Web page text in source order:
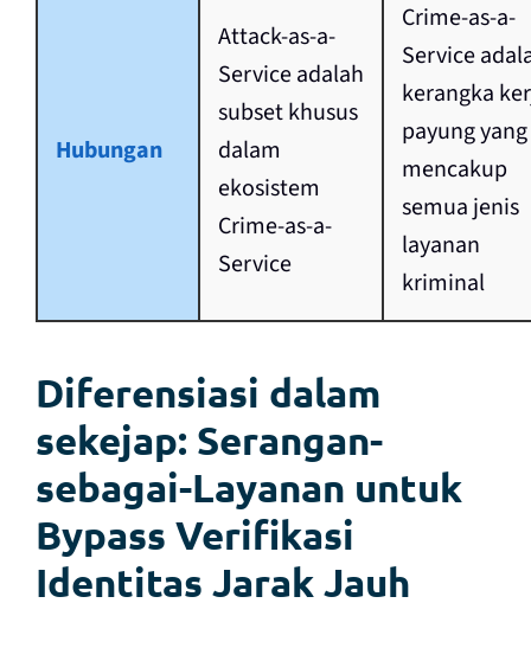
Hubungan
Attack-as-a-
Service adalah
subset khusus
dalam
ekosistem
Crime-as-a-
Service
Crime-as-a-
Service
kerangka
payung yang
mencakup
semua jenis
layanan
kriminal
Diferensiasi dalam
sekejap: Serangan-
sebagai-Layanan untuk
Bypass Verifikasi
Identitas Jarak Jauh